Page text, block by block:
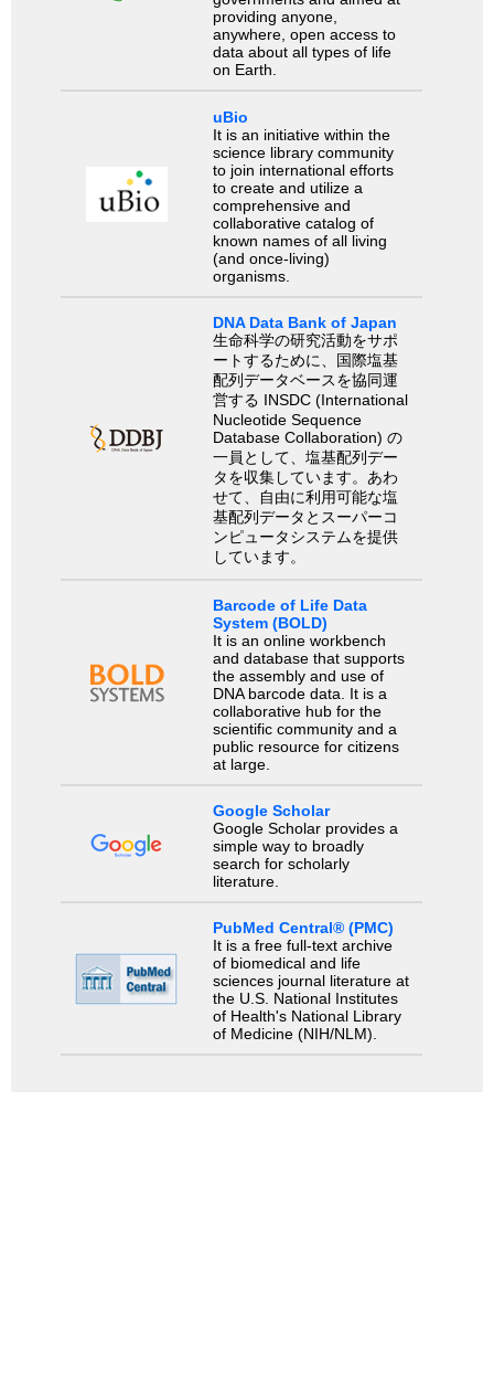
providing anyone,
anywhere, open access to
data about all types of life
on Earth.
uBio
It is an initiative within the
science library community
to join international efforts
to create and utilize a
comprehensive and
collaborative catalog of
known names of all living
(and once-living)
organisms.
DNA Data Bank of Japan
生命科学の研究活動をサポ
ートするために、国際塩基
配列データベースを協同運
営する INSDC (International
Nucleotide Sequence
Database Collaboration) の
一員として、塩基配列デー
タを収集しています。あわ
せて、自由に利用可能な塩
基配列データとスーパーコ
ンピュータシステムを提供
しています。
Barcode of Life Data
System (BOLD)
It is an online workbench
and database that supports
the assembly and use of
DNA barcode data. It is a
collaborative hub for the
scientific community and a
public resource for citizens
at large.
Google Scholar
Google Scholar provides a
simple way to broadly
search for scholarly
literature.
PubMed Central® (PMC)
It is a free full-text archive
of biomedical and life
sciences journal literature at
the U.S. National Institutes
of Health's National Library
of Medicine (NIH/NLM).